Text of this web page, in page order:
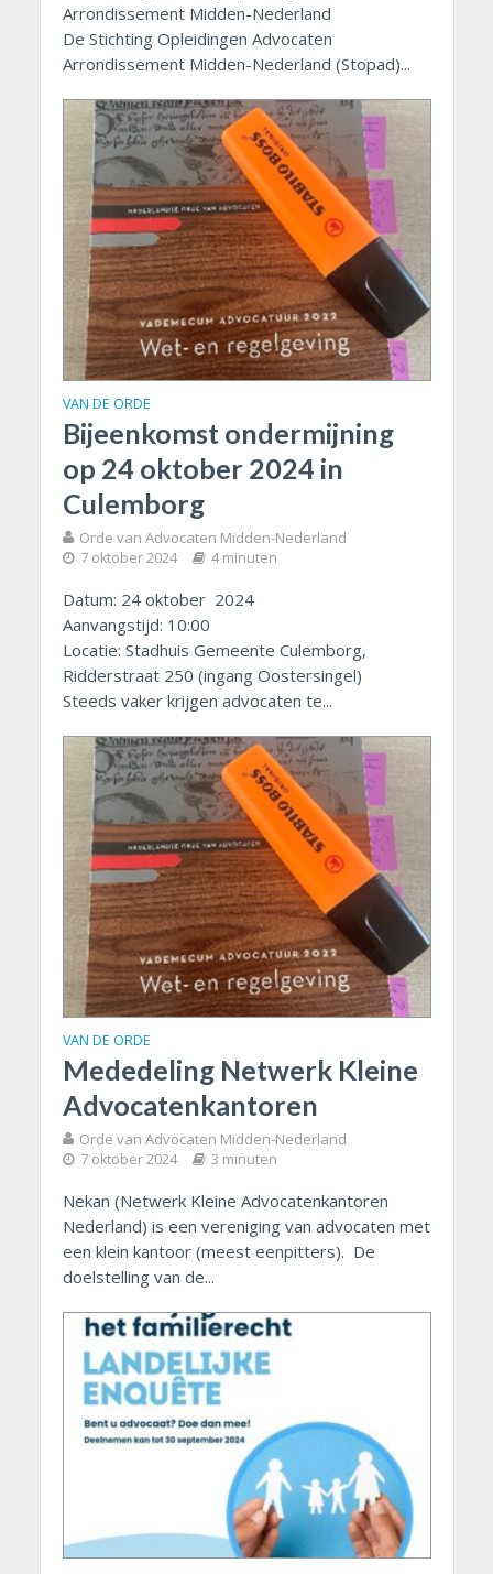
Arrondissement Midden-Nederland
De Stichting Opleidingen Advocaten
Arrondissement Midden-Nederland (Stopad)...
VAN DE ORDE
Bijeenkomst ondermijning
op 24 oktober 2024 in
Culemborg
Orde van Advocaten Midden-Nederland
7 oktober 2024 4 minuten
Datum: 24 oktober 2024
Aanvangstijd: 10:00
Locatie: Stadhuis Gemeente Culemborg,
Ridderstraat 250 (ingang Oostersingel)
Steeds vaker krijgen advocaten te...
VAN DE ORDE
Mededeling Netwerk Kleine
Advocatenkantoren
Orde van Advocaten Midden-Nederland
7 oktober 2024 3 minuten
Nekan (Netwerk Kleine Advocatenkantoren
Nederland) is een vereniging van advocaten met
een klein kantoor (meest eenpitters). De
doelstelling van de...